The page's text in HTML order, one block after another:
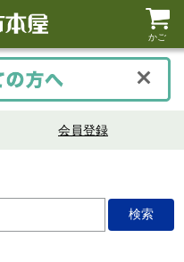
かご
会員登録